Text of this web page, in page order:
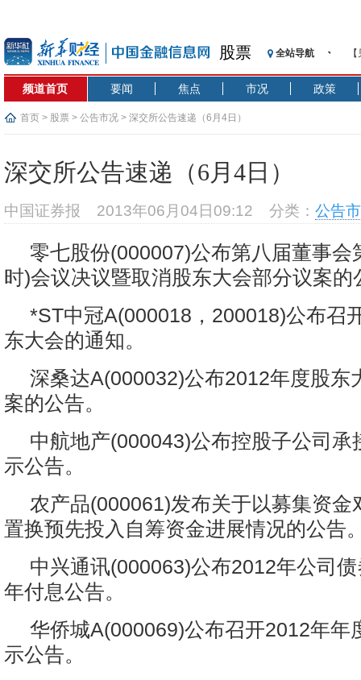
股票 全站导航
记
沥
济
频道首页 要闻 焦点 市况 政策
首页 > 股票 > 公告市况 > 深交所公告速递（6月4日）
深交所公告速递（6月4日）
中国证券报 2013年06月04日09:12 分类： 公告
零七股份(000007)公布第八届董事会
时)会议决议暨取消股东大会部分议案的
*ST中冠A(000018，200018)公布召
东大会的通知。
深桑达A(000032)公布2012年度股东
案的公告。
中航地产(000043)公布控股子公司承
示公告。
农产品(000061)发布关于以募集资金
置换预先投入自筹资金进展情况的公告
中兴通讯(000063)公布2012年公司
年付息公告。
华侨城A(000069)公布召开2012年年
示公告。